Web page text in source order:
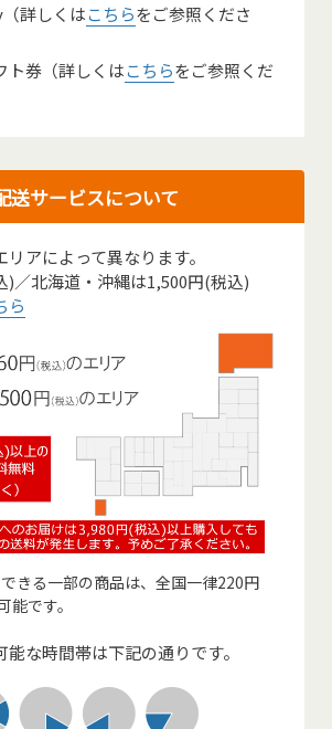
詳しくはこちらをご参照くださ
券（詳しくはこちらをご参照くだ
送サービスについて
アによって異なります。
)／北海道・沖縄は1,500円(税込)
ら
きる一部の商品は、全国一律220円
能です。
能な時間帯は下記の通りです。